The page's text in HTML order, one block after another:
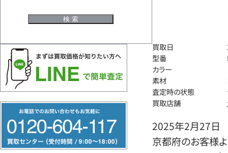
リ
ー
買取日
型番
カラー
素材
査定時の状態
買取店舗
2025年2月27日
京都府のお客様よ